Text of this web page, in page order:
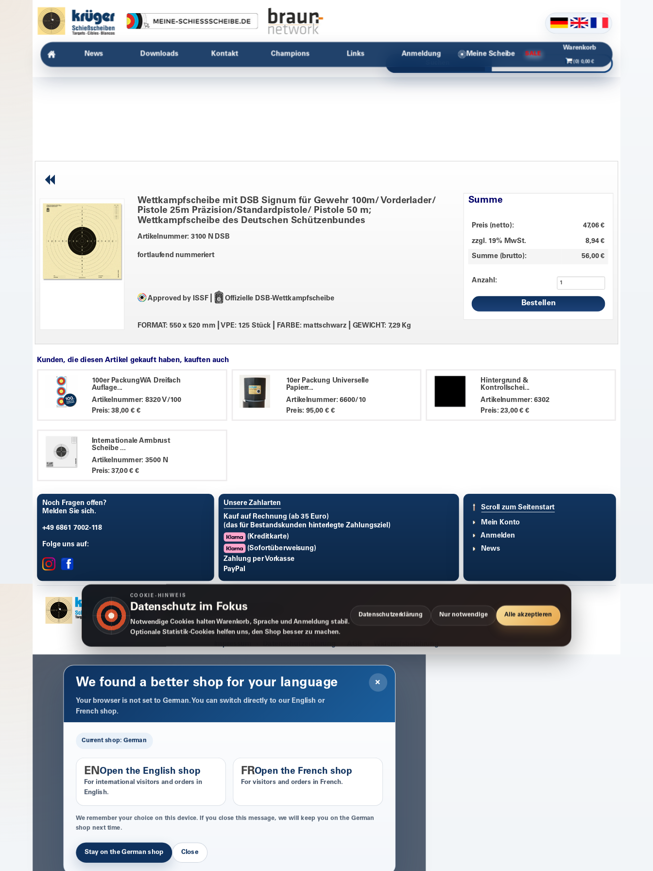
News Downloads Kontakt Champions Links Anmeldung Meine Scheibe SALE
Warenkorb
(0) 0,00 €
Wettkampfscheibe mit DSB Signum für Gewehr 100m/ Vorderlader/
Pistole 25m Präzision/Standardpistole/ Pistole 50 m;
Wettkampfscheibe des Deutschen Schützenbundes
Artikelnummer: 3100 N DSB
fortlaufend nummeriert
Approved by ISSF Offizielle DSB-Wettkampfscheibe
FORMAT: 550 x 520 mm VPE: 125 Stück FARBE: mattschwarz GEWICHT: 7,29 Kg
Summe
Preis (netto): 47,06 €
zzgl. 19% MwSt. 8,94 €
Summe (brutto): 56,00 €
Anzahl:
Kunden, die diesen Artikel gekauft haben, kauften auch
100er PackungWA Dreifach
Auflage...
Artikelnummer: 8320 V/100
Preis: 38,00 € €
10er Packung Universelle
Papierr...
Artikelnummer: 6600/10
Preis: 95,00 € €
Hintergrund &
Kontrollschei...
Artikelnummer: 6302
Preis: 23,00 € €
Internationale Armbrust
Scheibe ...
Artikelnummer: 3500 N
Preis: 37,00 € €
Noch Fragen offen?
Melden Sie sich.
+49 6861 7002-118
Folge uns auf:
Unsere Zahlarten
Kauf auf Rechnung (ab 35 Euro)
(das für Bestandskunden hinterlegte Zahlungsziel)
(Kreditkarte)
(Sofortüberweisung)
Zahlung per Vorkasse
PayPal
Scroll zum Seitenstart
Mein Konto
Anmelden
News
Impressum Datenschutzerklärung AGB Widerrufsbelehrung
×
We found a better shop for your language
Your browser is not set to German. You can switch directly to our English or
French shop.
Current shop: German
ENOpen the English shop
For international visitors and orders in
English.
FROpen the French shop
For visitors and orders in French.
We remember your choice on this device. If you close this message, we will keep you on the German
shop next time.
Stay on the German shop Close
COOKIE-HINWEIS
Datenschutz im Fokus
Notwendige Cookies halten Warenkorb, Sprache und Anmeldung stabil.
Optionale Statistik-Cookies helfen uns, den Shop besser zu machen.
Datenschutzerklärung Nur notwendige Alle akzeptieren